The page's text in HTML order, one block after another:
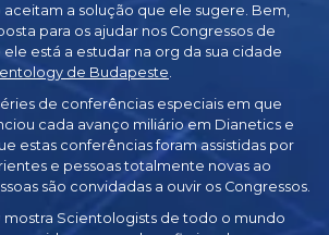
aceitam a solução que ele sugere. Bem,
para os ajudar nos Congressos de
ele está a estudar na org da sua cidade
de Budapeste.
de conferências especiais em que
cada avanço miliário em Dianetics e
estas conferências foram assistidas por
e pessoas totalmente novas ao
são convidadas a ouvir os Congressos.
mostra Scientologists de todo o mundo